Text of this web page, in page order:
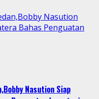
Nasution
Bahas Penguatan
Nasution Siap